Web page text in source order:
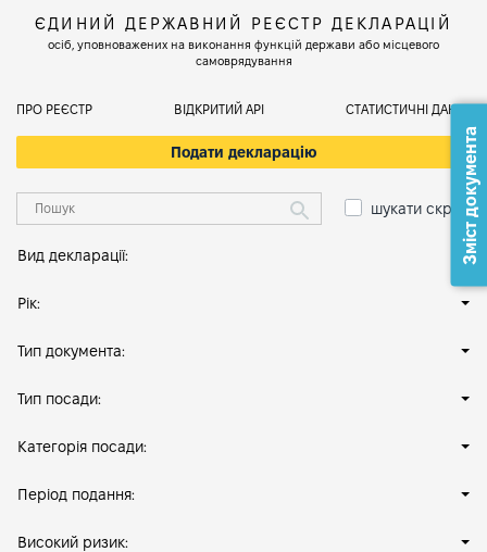
ЄДИНИЙ ДЕРЖАВНИЙ РЕЄСТР ДЕКЛАРАЦІЙ
осіб, уповноважених на виконання функцій держави або місцевого
самоврядування
ПРО РЕЄСТР ВІДКРИТИЙ АРІ СТАТИСТИЧНІ ДАНІ
Подати декларацію
шукати скрізь
Вид декларації:
Рік:
Тип документа:
Тип посади:
Категорія посади:
Період подання:
Високий ризик:
Зміст документа